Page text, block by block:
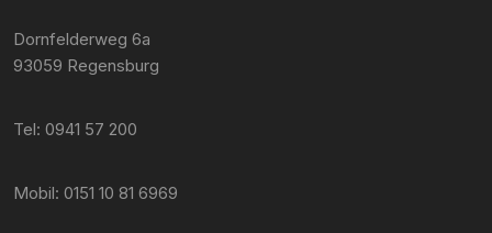
Dornfelderweg 6a
93059 Regensburg
Tel: 0941 57 200
Mobil: 0151 10 81 6969